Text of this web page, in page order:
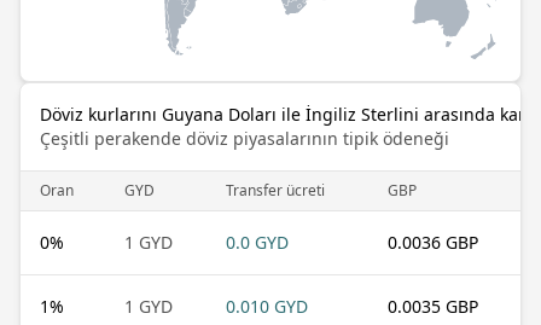
Döviz kurlarını Guyana Doları ile İngiliz Sterlini arasında
Çeşitli perakende döviz piyasalarının tipik ödeneği
Oran GYD Transfer ücreti GBP
0% 1 GYD 0.0 GYD 0.0036 GBP
1% 1 GYD 0.010 GYD 0.0035 GBP